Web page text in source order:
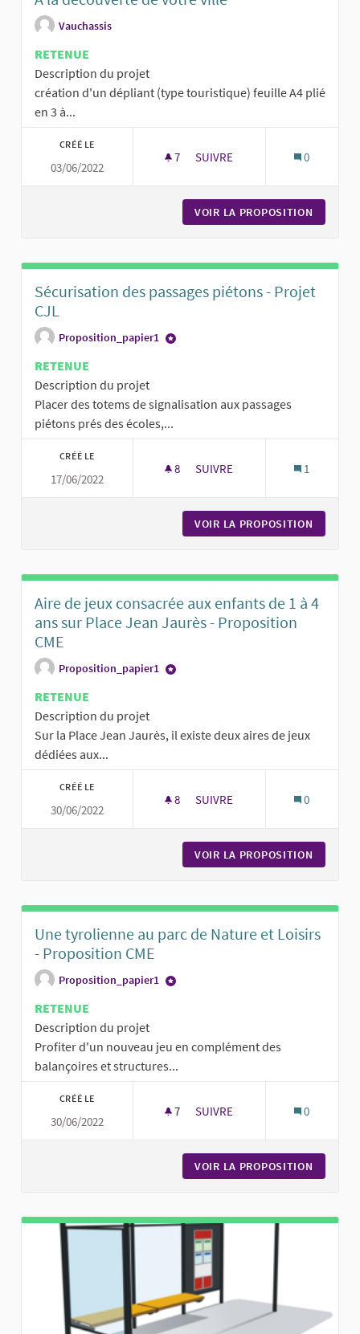
Vauchassis
RETENUE
Description du projet
création d'un dépliant (type touristique) feuille A4 plié
en 3 à...
CRÉÉ LE
03/06/2022
7 7 ABONNÉS
SUIVRE 0
VOIR LA PROPOSITION
Sécurisation des passages piétons - Projet
CJL
Proposition_papier1
RETENUE
Description du projet
Placer des totems de signalisation aux passages
piétons prés des écoles,...
CRÉÉ LE
17/06/2022
8 8 ABONNÉS
SUIVRE 1
VOIR LA PROPOSITION
Aire de jeux consacrée aux enfants de 1 à 4
ans sur Place Jean Jaurès - Proposition
CME
Proposition_papier1
RETENUE
Description du projet
Sur la Place Jean Jaurès, il existe deux aires de jeux
dédiées aux...
CRÉÉ LE
30/06/2022
8 8 ABONNÉS
SUIVRE 0
VOIR LA PROPOSITION
Une tyrolienne au parc de Nature et Loisirs
- Proposition CME
Proposition_papier1
RETENUE
Description du projet
Profiter d'un nouveau jeu en complément des
balançoires et structures...
CRÉÉ LE
30/06/2022
7 7 ABONNÉS
SUIVRE 0
VOIR LA PROPOSITION